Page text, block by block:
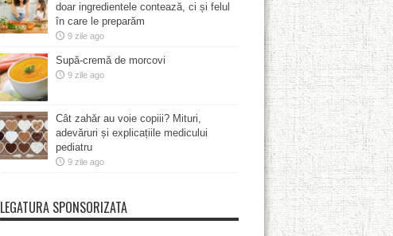
doar ingredientele contează, ci și felul
în care le preparăm
9 zile ago
Supă-cremă de morcovi
9 zile ago
Cât zahăr au voie copiii? Mituri,
adevăruri și explicațiile medicului
pediatru
9 zile ago
LEGATURA SPONSORIZATA